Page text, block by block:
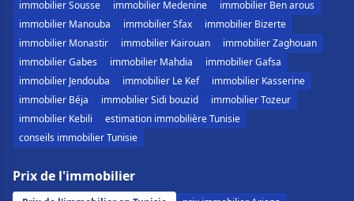
immobilier Sousse
immobilier Medenine
immobilier Ben arous
immobilier Manouba
immobilier Sfax
immobilier Bizerte
immobilier Monastir
immobilier Kairouan
immobilier Zaghouan
immobilier Gabes
immobilier Mahdia
immobilier Gafsa
immobilier Jendouba
immobilier Le Kef
immobilier Kasserine
immobilier Béja
immobilier Sidi bouzid
immobilier Tozeur
immobilier Kebili
estimation immobilière Tunisie
conseils immobilier Tunisie
Prix de l'immobilier